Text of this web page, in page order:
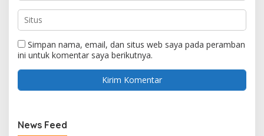
Simpan nama, email, dan situs web saya pada peramban
ini untuk komentar saya berikutnya.
News Feed